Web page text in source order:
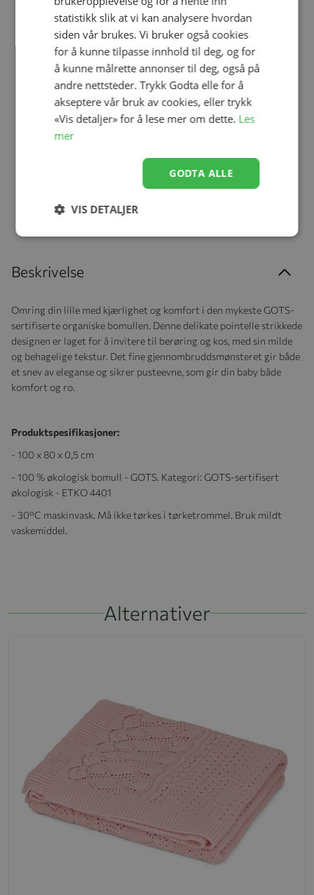
Beskrivelse
Omring din lille med kjærlighet og komfort i den mykeste GOTS-
sertifiserte organiske bomullen. Denne delikate pointelle strikkede
designen er laget for å invitere til berøring og kos, med sin milde
og behagelige tekstur. Det fine gjennombruddsmønsteret gir både
et snev av eleganse og sikrer pusteevne, som gir din baby både
komfort og ro.
Produktspesifikasjoner:
- 100 x 80 x 0,5 cm
- 100 % økologisk bomull - GOTS. Kategori: GOTS-sertifisert
økologisk - ETKO 4401
- 30°C maskinvask. Må ikke tørkes i tørketrommel. Bruk mildt
vaskemiddel.
Legg til
Nattlampe, Cam Cam, Off
White
Legg til
Teppe, Cam Cam, Pointelle,
Alternativer
statistikk slik at vi kan analysere hvordan
siden vår brukes. Vi bruker også cookies
for å kunne tilpasse innhold til deg, og for
å kunne målrette annonser til deg, også på
andre nettsteder. Trykk Godta elle for å
akseptere vår bruk av cookies, eller trykk
«Vis detaljer» for å lese mer om dette. Les
mer
GODTA ALLE
VIS DETALJER